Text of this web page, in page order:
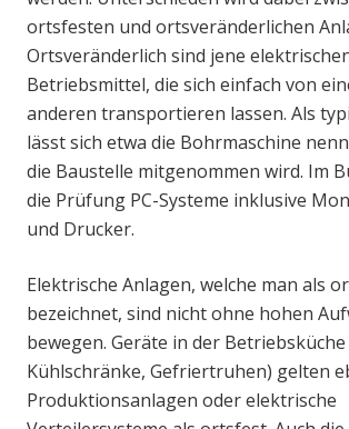
ortsfesten und ortsveränderlichen
Ortsveränderlich sind jene
Betriebsmittel, die sich einfach von
anderen transportieren lassen. Als
lässt sich etwa die Bohrmaschine
die Baustelle mitgenommen wird. Im
die Prüfung PC-Systeme inklusive
und Drucker.
Elektrische Anlagen, welche man als
bezeichnet, sind nicht ohne hohen
bewegen. Geräte in der Betriebsküche
Kühlschränke, Gefriertruhen) gelten
Produktionsanlagen oder elektrische